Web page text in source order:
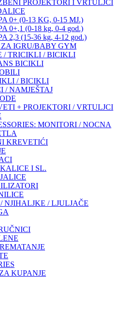
PROJEKTORI I VRTULJCI
0+ (0-13 KG, 0-15 MJ.)
0+,1 (0-18 kg, 0-4 god.)
2,3 (15-36 kg, 4-12 god.)
ZA IGRU/BABY GYM
/ TRICIKLI / BICIKLI
BICIKLI
/ BICIKLI
/ NAMJEŠTAJ
+ PROJEKTORI / VRTULJCI
MONITORI / NOCNA
KREVETIĆI
I SL.
NJIHALJKE / LJULJAČE
KUPANJE